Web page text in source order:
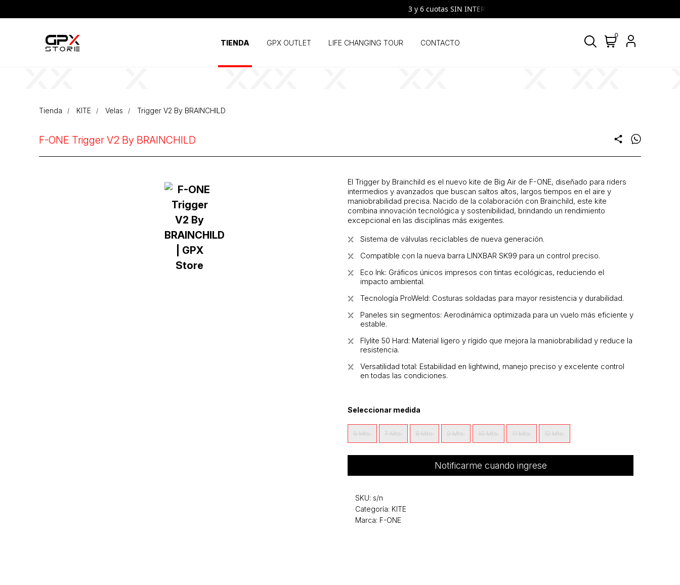
3 y 6 cuotas SIN INTERES | VISA y MASTERCARD | Todos los días, todos los bancos
TIENDA GPX OUTLET LIFE CHANGING TOUR CONTACTO
0
Tienda KITE Velas Trigger V2 By BRAINCHILD
F-ONE Trigger V2 By BRAINCHILD share
El Trigger by Brainchild es el nuevo kite de Big Air de F-ONE, diseñado para riders
intermedios y avanzados que buscan saltos altos, largos tiempos en el aire y
maniobrabilidad precisa. Nacido de la colaboración con Brainchild, este kite
combina innovación tecnológica y sostenibilidad, brindando un rendimiento
excepcional en las disciplinas más exigentes.
Sistema de válvulas reciclables de nueva generación.
Compatible con la nueva barra LINXBAR SK99 para un control preciso.
Eco Ink: Gráficos únicos impresos con tintas ecológicas, reduciendo el
impacto ambiental.
Tecnología ProWeld: Costuras soldadas para mayor resistencia y durabilidad.
Paneles sin segmentos: Aerodinámica optimizada para un vuelo más eficiente y
estable.
Flylite 50 Hard: Material ligero y rígido que mejora la maniobrabilidad y reduce la
resistencia.
Versatilidad total: Estabilidad en lightwind, manejo preciso y excelente control
en todas las condiciones.
Seleccionar medida
6 Mts. 7 Mts. 8 Mts. 9 Mts. 10 Mts. 11 Mts. 12 Mts.
Notificarme cuando ingrese
SKU: s/n
Categoría: KITE
Marca: F-ONE